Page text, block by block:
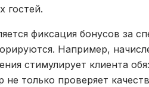
гостей.
фиксация бонусов за
Например,
стимулирует клиента
только проверяет